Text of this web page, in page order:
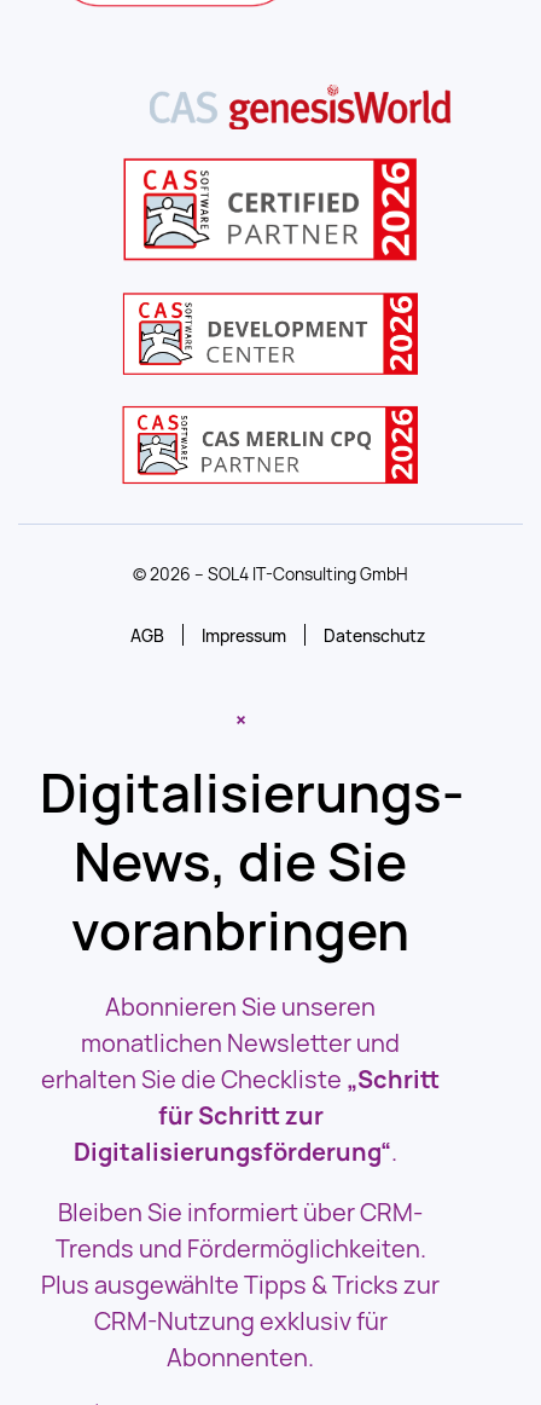
© 2026 – SOL4 IT-Consulting GmbH
AGB Impressum Datenschutz
×
Digitalisierungs-
News, die Sie
voranbringen
Abonnieren Sie unseren
monatlichen Newsletter und
erhalten Sie die Checkliste „Schritt
für Schritt zur
Digitalisierungsförderung“.
Bleiben Sie informiert über CRM-
Trends und Fördermöglichkeiten.
Plus ausgewählte Tipps & Tricks zur
CRM-Nutzung exklusiv für
Abonnenten.